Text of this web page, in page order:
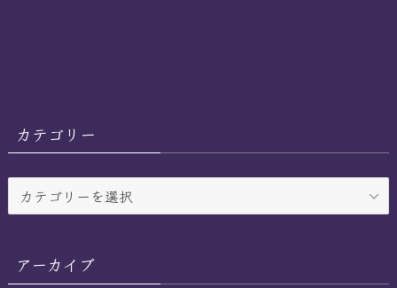
カテゴリー
テ
ー
アーカイブ